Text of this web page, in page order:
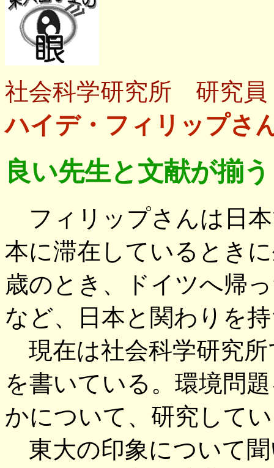
社会科学研究所 研究員
ハイデ・フィリップさ
良い先生と文献が揃う
フィリップさんは日
本に滞在しているとき
歳のとき、ドイツへ帰
など、日本と関わりを
現在は社会科学研究所
を書いている。環境問
かについて、研究して
東大の印象について